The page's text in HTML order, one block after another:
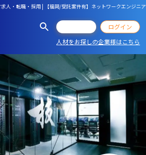
人・転職・採用 | 【福岡/受託案件有】ネットワークエンジ
ログイン
人材をお探しの企業様はこちら